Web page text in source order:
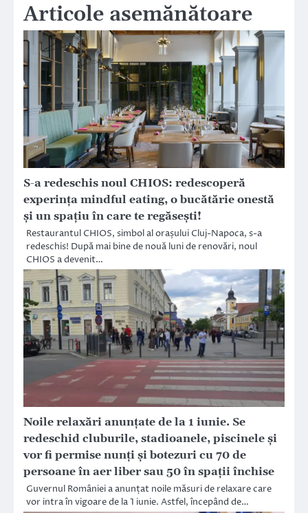
Articole asemănătoare
S-a redeschis noul CHIOS: redescoperă
experința mindful eating, o bucătărie onestă
și un spațiu în care te regăsești!
Restaurantul CHIOS, simbol al orașului Cluj-Napoca, s-a
redeschis! După mai bine de nouă luni de renovări, noul
CHIOS a devenit…
Noile relaxări anunțate de la 1 iunie. Se
redeschid cluburile, stadioanele, piscinele și
vor fi permise nunți și botezuri cu 70 de
persoane în aer liber sau 50 în spații închise
Guvernul României a anunțat noile măsuri de relaxare care
vor intra în vigoare de la 1 iunie. Astfel, începând de…